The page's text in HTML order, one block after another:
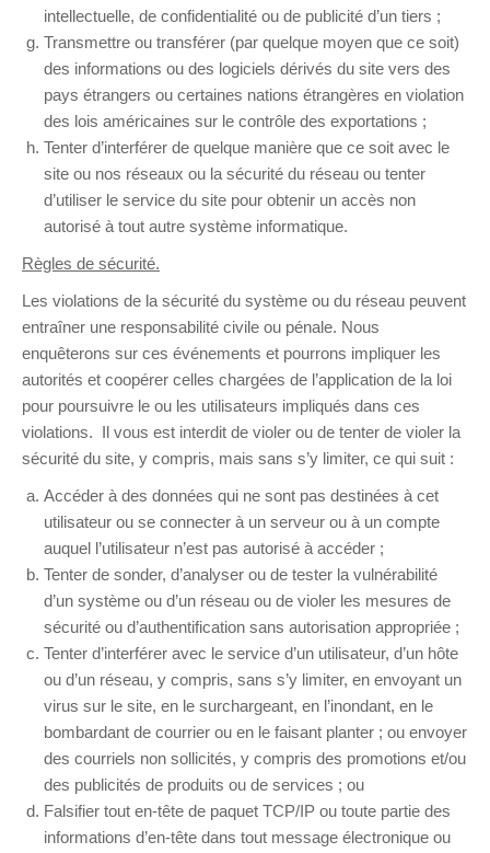
intellectuelle, de confidentialité ou de publicité d’un tiers ;
Transmettre ou transférer (par quelque moyen que ce soit)
des informations ou des logiciels dérivés du site vers des
pays étrangers ou certaines nations étrangères en violation
des lois américaines sur le contrôle des exportations ;
Tenter d’interférer de quelque manière que ce soit avec le
site ou nos réseaux ou la sécurité du réseau ou tenter
d’utiliser le service du site pour obtenir un accès non
autorisé à tout autre système informatique.
Règles de sécurité.
Les violations de la sécurité du système ou du réseau peuvent
entraîner une responsabilité civile ou pénale. Nous
enquêterons sur ces événements et pourrons impliquer les
autorités et coopérer celles chargées de l’application de la loi
pour poursuivre le ou les utilisateurs impliqués dans ces
violations. Il vous est interdit de violer ou de tenter de violer la
sécurité du site, y compris, mais sans s’y limiter, ce qui suit :
Accéder à des données qui ne sont pas destinées à cet
utilisateur ou se connecter à un serveur ou à un compte
auquel l’utilisateur n’est pas autorisé à accéder ;
Tenter de sonder, d’analyser ou de tester la vulnérabilité
d’un système ou d’un réseau ou de violer les mesures de
sécurité ou d’authentification sans autorisation appropriée ;
Tenter d’interférer avec le service d’un utilisateur, d’un hôte
ou d’un réseau, y compris, sans s’y limiter, en envoyant un
virus sur le site, en le surchargeant, en l’inondant, en le
bombardant de courrier ou en le faisant planter ; ou envoyer
des courriels non sollicités, y compris des promotions et/ou
des publicités de produits ou de services ; ou
Falsifier tout en-tête de paquet TCP/IP ou toute partie des
informations d’en-tête dans tout message électronique ou